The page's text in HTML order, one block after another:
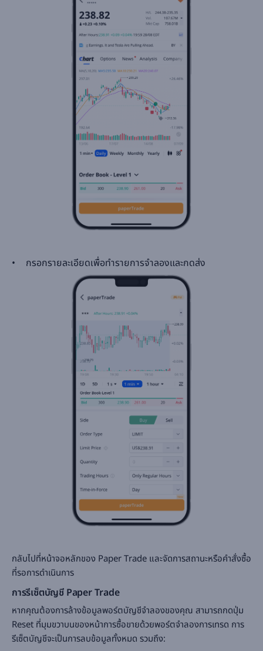
กรอกรายละเอียดเพื่อทำรายการจำลองและกดส่ง
‌กลับไปที่หน้าจอหลักของ Paper Trade และจัดการสถานะหรือคำสั่งซื้อ
ที่รอการดำเนินการ
การรีเซ็ตบัญชี Paper Trade
หากคุณต้องการล้างข้อมูลพอร์ตบัญชีจำลองของคุณ สามารถกดปุ่ม
Reset ที่มุมขวาบนของหน้าการซื้อขายด้วยพอร์ตจำลองการเทรด การ
รีเซ็ตบัญชีจะเป็นการลบข้อมูลทั้งหมด รวมถึง: